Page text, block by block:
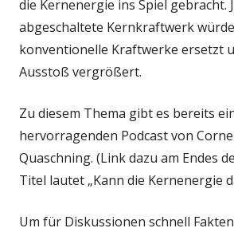
die Kernenergie ins Spiel gebracht.
abgeschaltete Kernkraftwerk
konventionelle Kraftwerke ersetzt
Ausstoß vergrößert.
Zu diesem Thema gibt es bereits
hervorragenden Podcast von
Quaschning. (Link dazu am Endes
Titel lautet „Kann die Kernenergie
Um für Diskussionen schnell